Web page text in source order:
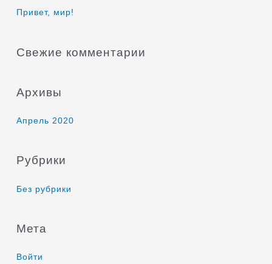
Привет, мир!
Свежие комментарии
Архивы
Апрель 2020
Рубрики
Без рубрики
Мета
Войти